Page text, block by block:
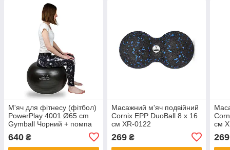
М'яч для фітнесу (фітбол)
PowerPlay 4001 Ø65 cm
Gymball Чорний + помпа
640 ₴
Масажний м'яч подвійний
Cornix EPP DuoBall 8 x 16
см XR-0122
269₴
см
269